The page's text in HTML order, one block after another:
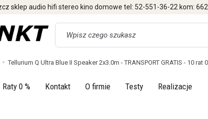
sklep audio hifi stereo kino domowe tel: 52-551-36-22 kom:
Wyszukaj
Tellurium Q Ultra Blue II Speaker 2x3.0m - TRANSPORT GRATIS - 10 rat
Raty 0 % Kontakt O firmie Testy Realizacje